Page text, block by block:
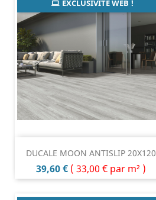
DUCALE MOON ANTISLIP 20X120
Prix
39,60 € ( 33,00 € par m² )
EXCLUSIVITÉ WEB !